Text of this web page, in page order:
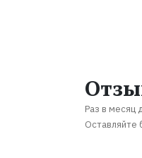
Раз в месяц
Оставляйте